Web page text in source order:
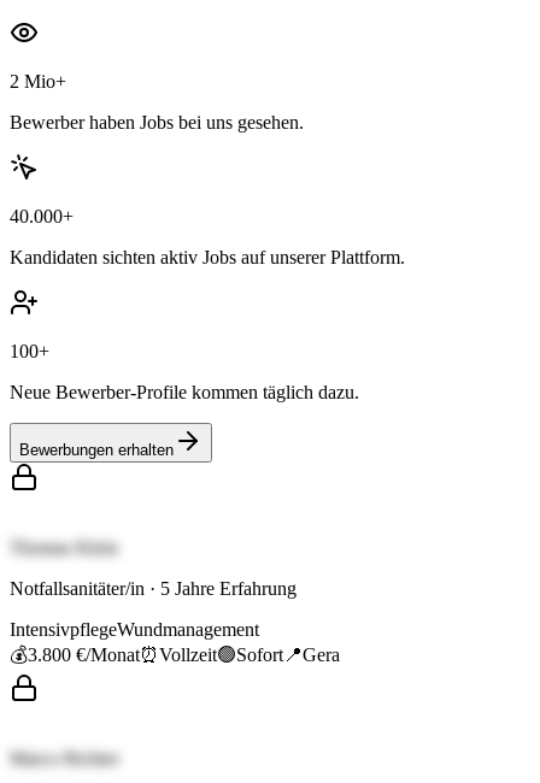
2 Mio+
Bewerber haben Jobs bei uns gesehen.
40.000+
Kandidaten sichten aktiv Jobs auf unserer Plattform.
100+
Neue Bewerber-Profile kommen täglich dazu.
Bewerbungen erhalten
Thomas Klein
Notfallsanitäter/in · 5 Jahre Erfahrung
IntensivpflegeWundmanagement
💰3.800 €/Monat⏰Vollzeit🟢Sofort 📍Gera
Marco Richter